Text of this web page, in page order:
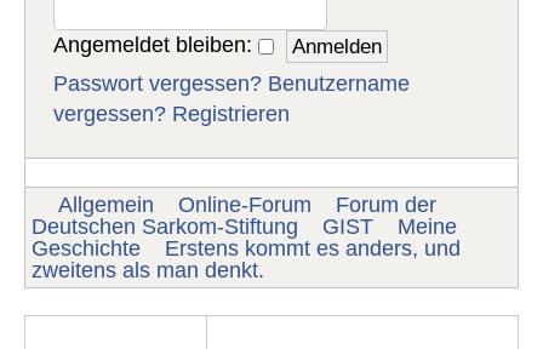
Angemeldet bleiben:
Passwort vergessen? Benutzername
vergessen? Registrieren
Allgemein Online-Forum
Forum der
Deutschen Sarkom-Stiftung
GIST
Meine
Geschichte
Erstens kommt es anders, und
zweitens als man denkt.